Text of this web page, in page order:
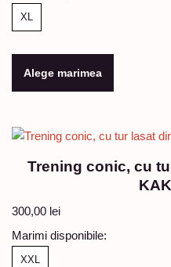
XL
Alege marimea
Trening conic, cu
300,00 lei
Marimi disponibile:
XXL